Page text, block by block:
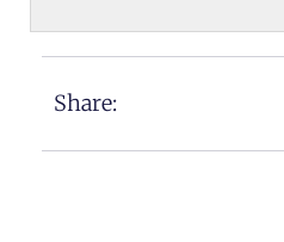
Share: